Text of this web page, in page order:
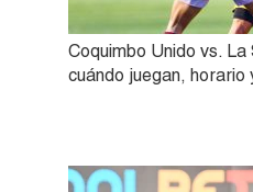
Coquimbo Unido vs.
cuándo juegan, horario